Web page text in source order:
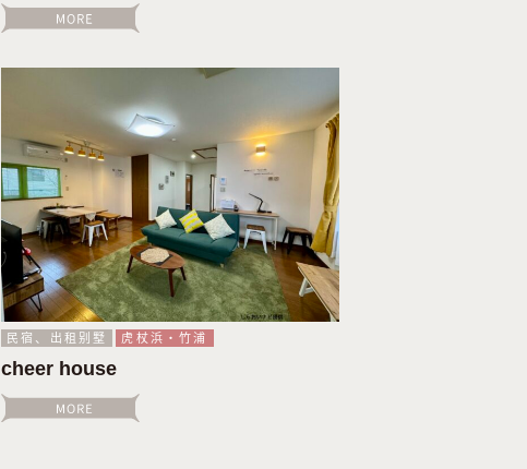
民宿、出租别墅 虎杖浜・竹浦
cheer house